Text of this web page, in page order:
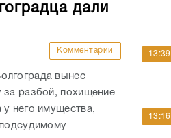
дали
Комментарии
вынес
за разбой, похищение
у него имущества,
13:39
13:16